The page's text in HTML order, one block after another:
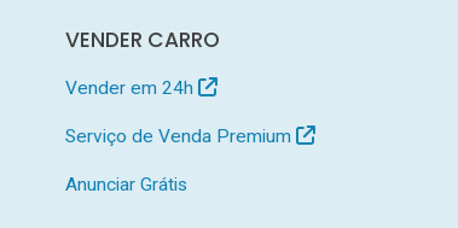
VENDER CARRO
Vender em 24h
Serviço de Venda Premium
Anunciar Grátis